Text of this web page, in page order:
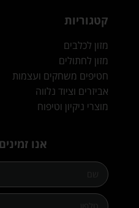
קטגוריות
מזון לכלבים
מזון לחתולים
חטיפים משחקים ועצמות
אביזרים וציוד נלווה
מוצרי ניקיון וטיפוח
אנו